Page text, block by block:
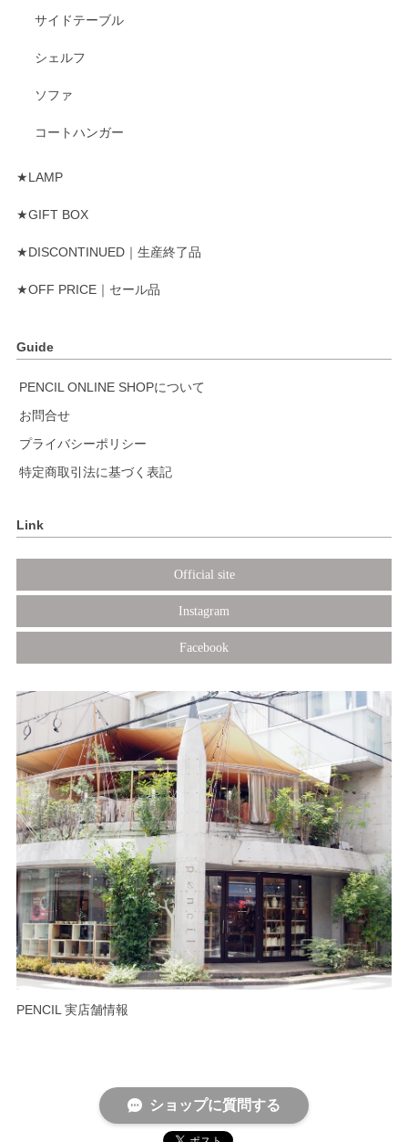
サイドテーブル
シェルフ
ソファ
コートハンガー
★LAMP
★GIFT BOX
★DISCONTINUED｜生産終了品
★OFF PRICE｜セール品
Guide
PENCIL ONLINE SHOPについて
お問合せ
プライバシーポリシー
特定商取引法に基づく表記
Link
Official site
Instagram
Facebook
PENCIL 実店舗情報
ショップに質問する